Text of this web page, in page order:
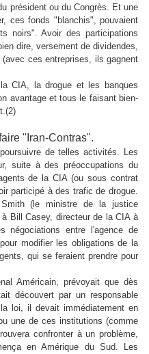
président ou du Congrès. Et une
ces fonds "blanchis", pouvaient
noirs". Avoir des participations
dire, versement de dividendes,
ces entreprises, ils gagnent
CIA, la drogue et les banques
avantage et tous le faisant bien-
"Iran-Contras".
de telles activités. Les
suite à des préoccupations du
de la CIA (ou sous contrat
participé à des trafic de drogue.
Smith (le ministre de la justice
Bill Casey, directeur de la CIA à
négociations entre l'agence de
modifier les obligations de la
qui se feraient prendre pour
Américain, prévoyait que dès
découvert par un responsable
loi, il devait immédiatement en
une de ces institutions (comme
confronter à un problème,
en Amérique du Sud. Les